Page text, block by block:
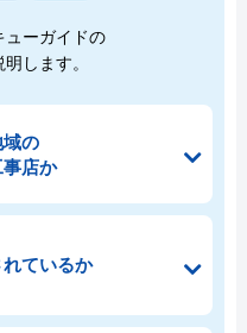
ューガイドの
します。
域の
店か
ているか